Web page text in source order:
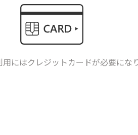
にはクレジットカードが必要になり